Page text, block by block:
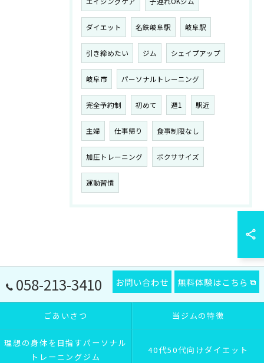
ダイエット 名鉄岐阜駅 岐阜駅
引き締めたい ジム シェイプアップ
岐阜市 パーソナルトレーニング
完全予約制 初めて 週1 駅近
主婦 仕事帰り 食事制限なし
加圧トレーニング ボクササイズ
運動習慣
058-213-3410 お問い合わせ 無料体験はこちら
ごあいさつ 当ジムの特徴
理想の身体を目指すパーソナル
トレーニングジム
40代50代向けダイエット